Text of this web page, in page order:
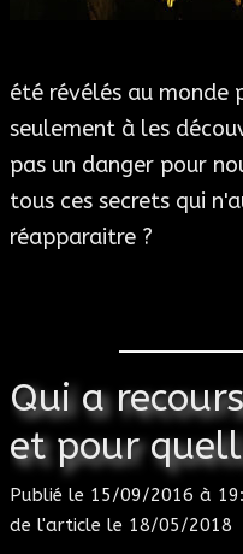
été révélés au monde
seulement à les
pas un danger pour
tous ces secrets qui
réapparaitre ?
Qui a
et pour
Publié le 15/09/2016 à
de l'article le 18/05/2018